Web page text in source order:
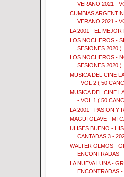
VERANO 2021 -
CUMBIAS
VERANO 2021 -
LA 2001 - EL MEJOR
LOS NOCHEROS -
SESIONES 2020 )
LOS NOCHEROS -
SESIONES 2020 )
MUSICA DEL CINE
- VOL 2 ( 50
MUSICA DEL CINE
- VOL 1 ( 50
LA 2001 - PASION Y
MAGUI OLAVE - MI
ULISES BUENO -
CANTADAS 3 -
WALTER OLMOS -
ENCONTRADAS -
LA NUEVA LUNA -
ENCONTRADAS -